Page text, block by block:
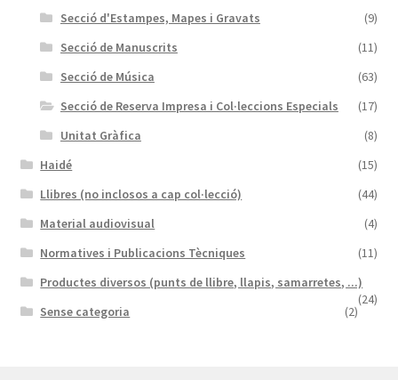
Secció d'Estampes, Mapes i Gravats
(9)
Secció de Manuscrits
(11)
Secció de Música
(63)
Secció de Reserva Impresa i Col·leccions Especials
(17)
Unitat Gràfica
(8)
Haidé
(15)
Llibres (no inclosos a cap col·lecció)
(44)
Material audiovisual
(4)
Normatives i Publicacions Tècniques
(11)
Productes diversos (punts de llibre, llapis, samarretes, ...)
(24)
Sense categoria (2)